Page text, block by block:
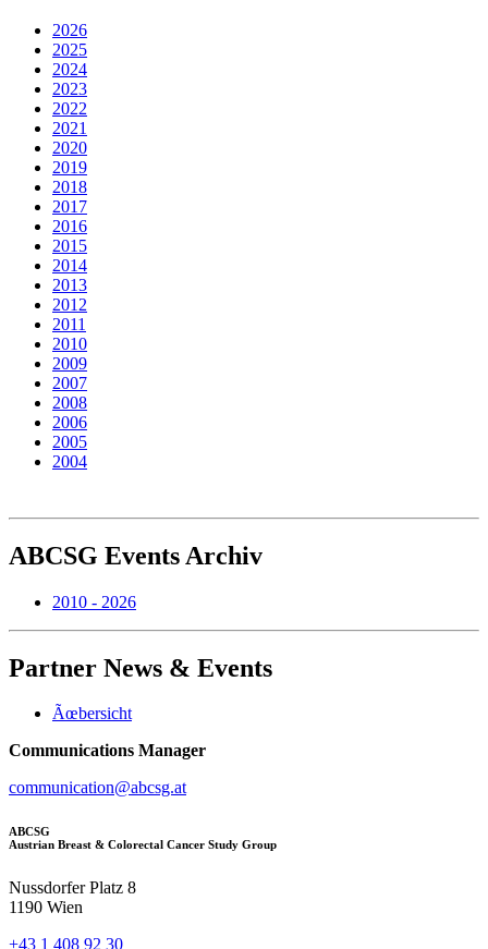
2026
2025
2024
2023
2022
2021
2020
2019
2018
2017
2016
2015
2014
2013
2012
2011
2010
2009
2007
2008
2006
2005
2004
ABCSG Events Archiv
2010 - 2026
Partner News & Events
Ãœbersicht
Communications Manager
communication@abcsg.at
ABCSG
Austrian Breast & Colorectal Cancer Study Group
Nussdorfer Platz 8
1190 Wien
+43 1 408 92 30